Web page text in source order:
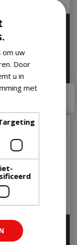
Shaker 360g
uitverkocht!
Grinder 185g
uitverkocht!
om uw
Door
u in
met